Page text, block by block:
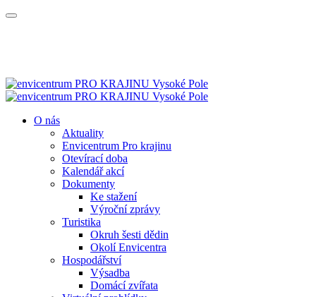
O nás
Aktuality
Envicentrum Pro krajinu
Otevírací doba
Kalendář akcí
Dokumenty
Ke stažení
Výroční zprávy
Turistika
Okruh šesti dědin
Okolí Envicentra
Hospodářství
Výsadba
Domácí zvířata